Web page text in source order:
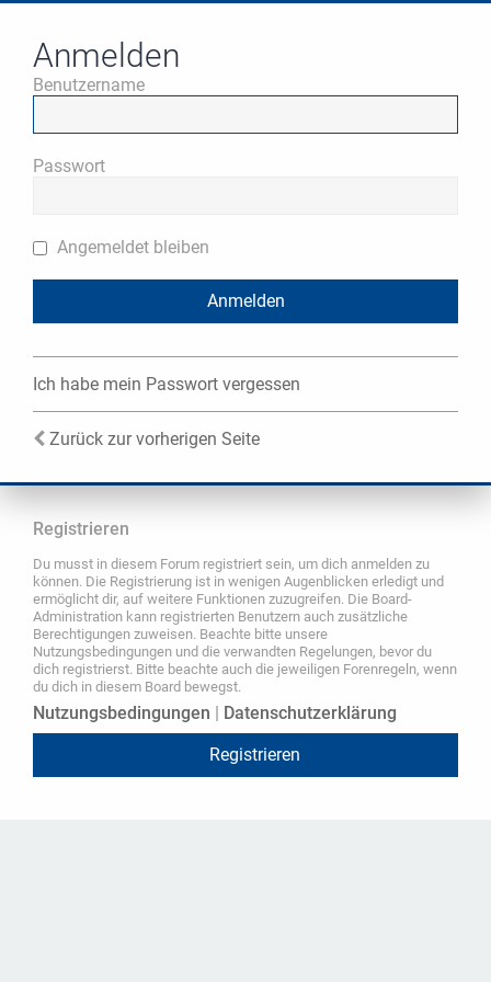
Anmelden
Benutzername
Passwort
Angemeldet bleiben
Ich habe mein Passwort vergessen
Zurück zur vorherigen Seite
Registrieren
Du musst in diesem Forum registriert sein, um dich anmelden zu
können. Die Registrierung ist in wenigen Augenblicken erledigt und
ermöglicht dir, auf weitere Funktionen zuzugreifen. Die Board-
Administration kann registrierten Benutzern auch zusätzliche
Berechtigungen zuweisen. Beachte bitte unsere
Nutzungsbedingungen und die verwandten Regelungen, bevor du
dich registrierst. Bitte beachte auch die jeweiligen Forenregeln, wenn
du dich in diesem Board bewegst.
Nutzungsbedingungen
Datenschutzerklärung
Registrieren